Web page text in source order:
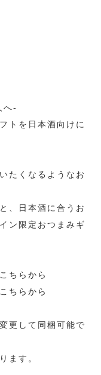
へ-
トを日本酒向けに
たくなるようなお
、日本酒に合うお
ン限定おつまみギ
ちらから
ちらから
更して同梱可能で
ます。